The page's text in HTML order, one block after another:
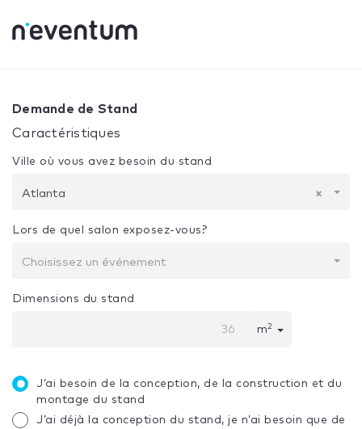
Votre sélection:
Demande de Stand
Caractéristiques
Ville où vous avez besoin du stand
×
Atlanta
Lors de quel salon exposez-vous?
Choisissez un événement
Dimensions du stand
m2
J’ai besoin de la conception, de la construction et du
montage du stand
J’ai déjà la conception du stand, je n’ai besoin que de